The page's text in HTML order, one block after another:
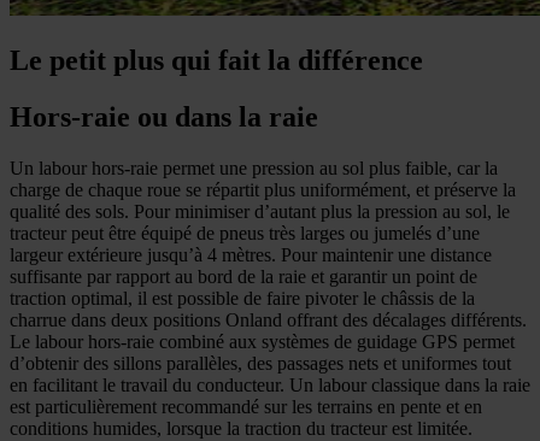
Le petit plus qui fait la différence
Hors-raie ou dans la raie
Un labour hors-raie permet une pression au sol plus faible, car la
charge de chaque roue se répartit plus uniformément, et préserve la
qualité des sols. Pour minimiser d’autant plus la pression au sol, le
tracteur peut être équipé de pneus très larges ou jumelés d’une
largeur extérieure jusqu’à 4 mètres. Pour maintenir une distance
suffisante par rapport au bord de la raie et garantir un point de
traction optimal, il est possible de faire pivoter le châssis de la
charrue dans deux positions Onland offrant des décalages différents.
Le labour hors-raie combiné aux systèmes de guidage GPS permet
d’obtenir des sillons parallèles, des passages nets et uniformes tout
en facilitant le travail du conducteur. Un labour classique dans la raie
est particulièrement recommandé sur les terrains en pente et en
conditions humides, lorsque la traction du tracteur est limitée.